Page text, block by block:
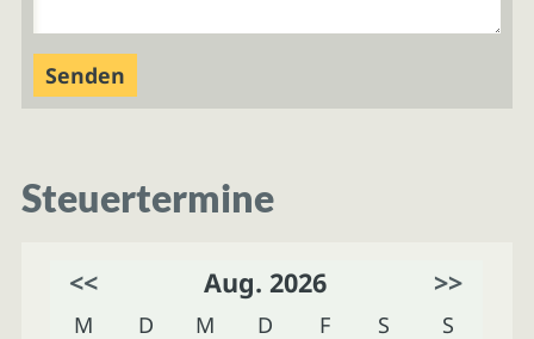
Steuertermine
<< Aug. 2026 >>
M D M D F S
S